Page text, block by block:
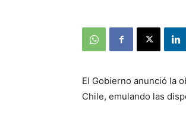
El Gobierno anunció la
Chile, emulando las